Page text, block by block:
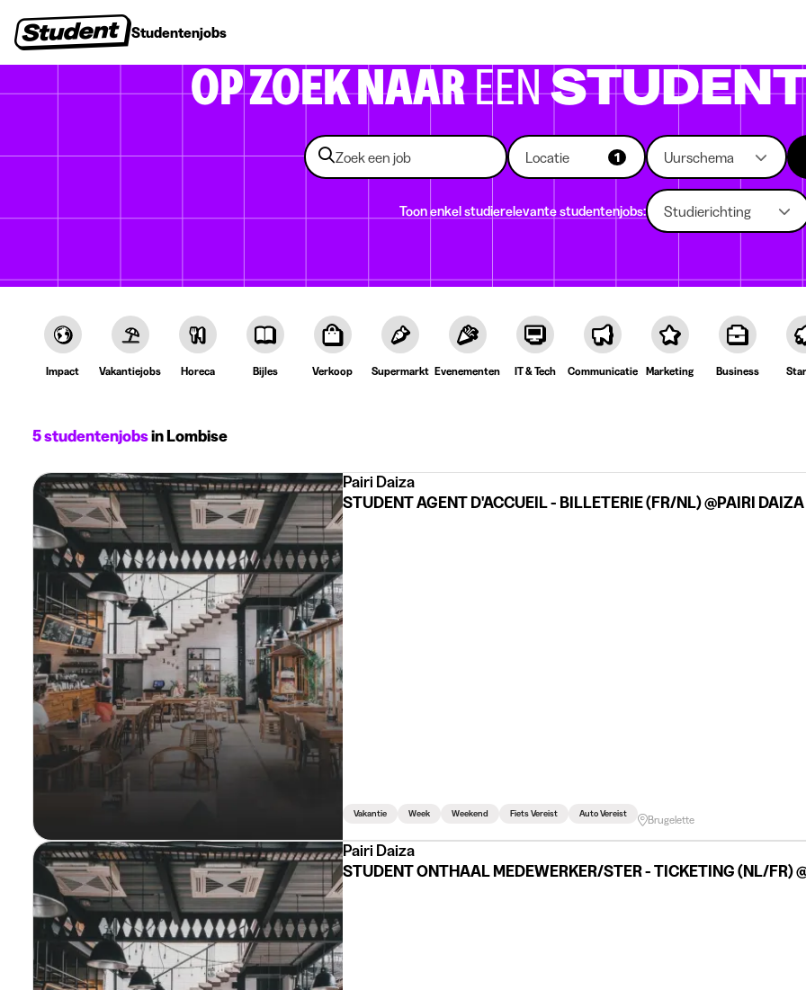
Studentenjobs
OP ZOEK NAAREEN
Locatie 1 Uurschema
Toon enkel studierelevante studentenjobs: Studierichting
Impact Vakantiejobs Horeca Bijles Verkoop Supermarkt Evenementen IT & Tech Communicatie Marketing Business
5 studentenjobsin Lombise
Pairi Daiza
STUDENT AGENT D'ACCUEIL - BILLETERIE (FR/NL) @PAIRI DAIZA
Vakantie Week Weekend Fiets Vereist Auto Vereist Brugelette
Pairi Daiza
STUDENT ONTHAAL MEDEWERKER/STER - TICKETING (NL/FR)